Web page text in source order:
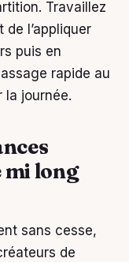
Travaillez
l’appliquer
puis en
rapide au
journée.
mi long
sans cesse,
de